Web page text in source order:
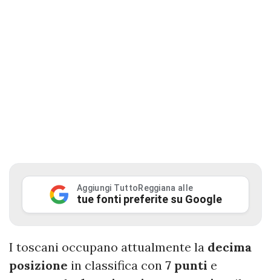
Aggiungi TuttoReggiana alle
tue fonti preferite su Google
I toscani occupano attualmente la decima
posizione in classifica con 7 punti e